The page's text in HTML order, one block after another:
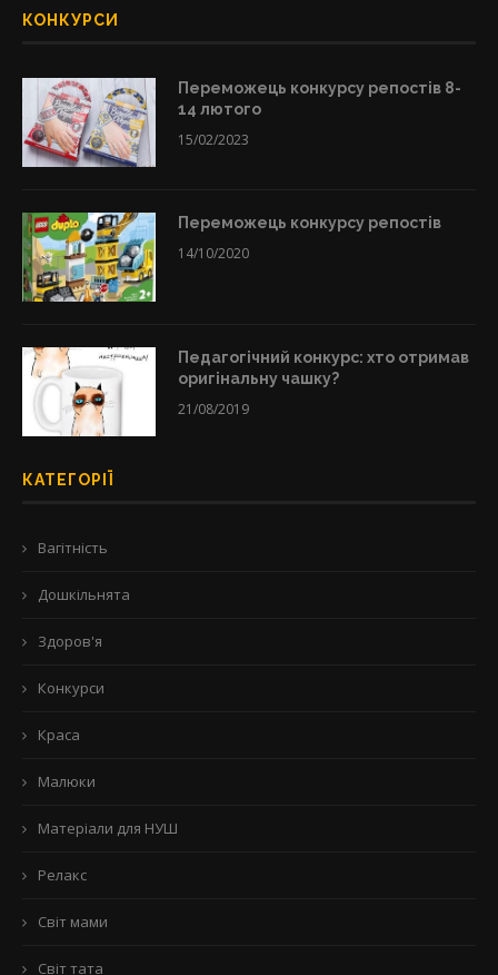
КОНКУРСИ
Переможець конкурсу репостів 8-
14 лютого
15/02/2023
Переможець конкурсу репостів
14/10/2020
Педагогічний конкурс: хто отримав
оригінальну чашку?
21/08/2019
КАТЕГОРІЇ
Вагітність
Дошкільнята
Здоров'я
Конкурси
Краса
Малюки
Матеріали для НУШ
Релакс
Світ мами
Світ тата